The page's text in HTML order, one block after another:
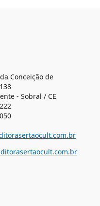
Conceição de
- Sobral / CE